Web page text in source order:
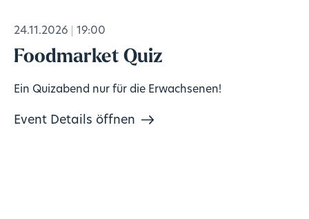
24.11.2026 19:00
Foodmarket Quiz
Ein Quizabend nur für die Erwachsenen!
Event Details öffnen